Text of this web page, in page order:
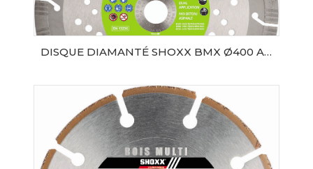
DISQUE DIAMANTÉ SHOXX BMX Ø400 AL20 SAMEDIA
AJOUTER AU PANIER